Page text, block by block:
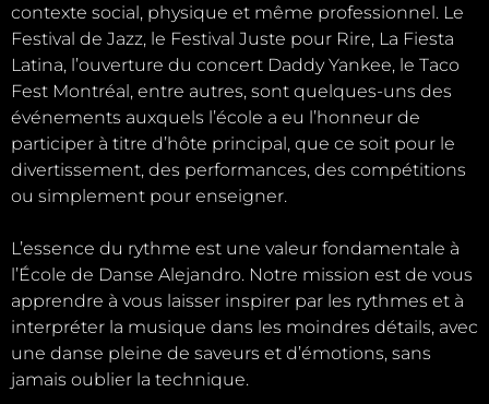
contexte social, physique et même professionnel. Le
Festival de Jazz, le Festival Juste pour Rire, La Fiesta
Latina, l’ouverture du concert Daddy Yankee, le Taco
Fest Montréal, entre autres, sont quelques-uns des
événements auxquels l’école a eu l’honneur de
participer à titre d’hôte principal, que ce soit pour le
divertissement, des performances, des compétitions
ou simplement pour enseigner.
L’essence du rythme est une valeur fondamentale à
l’École de Danse Alejandro. Notre mission est de vous
apprendre à vous laisser inspirer par les rythmes et à
interpréter la musique dans les moindres détails, avec
une danse pleine de saveurs et d’émotions, sans
jamais oublier la technique.